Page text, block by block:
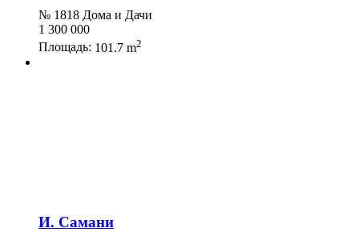
№ 1818 Дома и Дачи
1 300 000
Площадь: 101.7 m2
И. Самани